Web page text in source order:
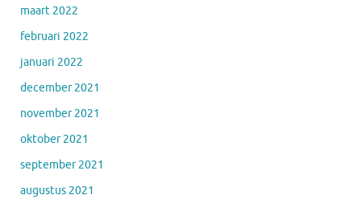
maart 2022
februari 2022
januari 2022
december 2021
november 2021
oktober 2021
september 2021
augustus 2021